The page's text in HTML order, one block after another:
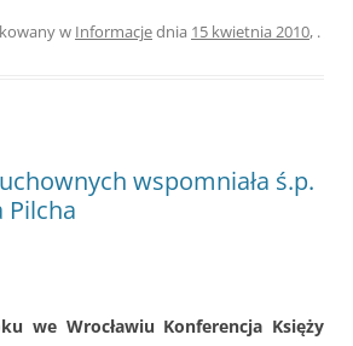
w Informacjednia 15 kwietnia 2010, .
wspomniała ś.p.
Pilcha
we Wrocławiu Konferencja Księży